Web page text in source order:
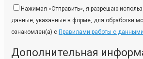
Нажимая «Отправить», я разрешаю
данные, указанные в форме, для обработки
ознакомлен(а) с Правилами работы с данными
Дополнительная